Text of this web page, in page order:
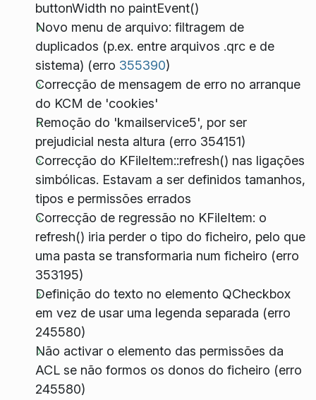
buttonWidth no paintEvent()
Novo menu de arquivo: filtragem de
duplicados (p.ex. entre arquivos .qrc e de
sistema) (erro 355390)
Correcção de mensagem de erro no arranque
do KCM de 'cookies'
Remoção do 'kmailservice5', por ser
prejudicial nesta altura (erro 354151)
Correcção do KFileItem::refresh() nas ligações
simbólicas. Estavam a ser definidos tamanhos,
tipos e permissões errados
Correcção de regressão no KFileItem: o
refresh() iria perder o tipo do ficheiro, pelo que
uma pasta se transformaria num ficheiro (erro
353195)
Definição do texto no elemento QCheckbox
em vez de usar uma legenda separada (erro
245580)
Não activar o elemento das permissões da
ACL se não formos os donos do ficheiro (erro
245580)